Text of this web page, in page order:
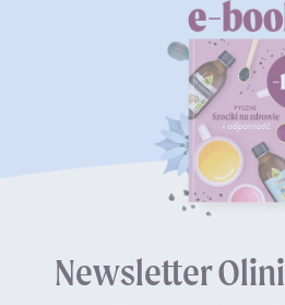
Newsletter Olini